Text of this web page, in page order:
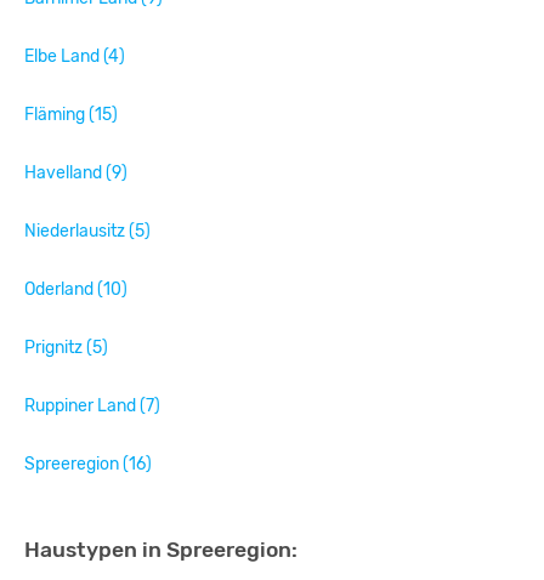
Elbe Land (4)
Fläming (15)
Havelland (9)
Niederlausitz (5)
Oderland (10)
Prignitz (5)
Ruppiner Land (7)
Spreeregion (16)
Haustypen in Spreeregion: